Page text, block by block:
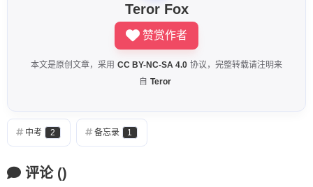
Teror Fox
赞赏作者
本文是原创文章，采用 CC BY-NC-SA 4.0 协议，完整转载请注明来
自 Teror
中考 2 备忘录 1
评论()